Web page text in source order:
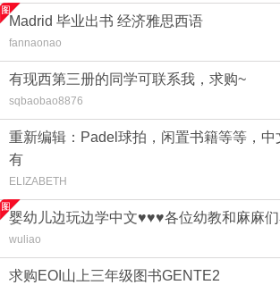
Madrid 毕业出书 经济雅思西语
fannaonao
有现西第三册的同学可联系我，求购~
sqbaobao8876
重新编辑：Padel球拍，闲置书籍等等，
有
ELIZABETH
婴幼儿边玩边学中文♥♥♥各位幼教和麻麻
wuliao
求购EOI山上三年级图书GENTE2